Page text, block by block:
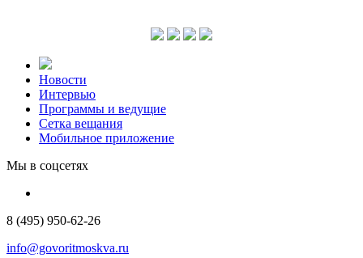
Новости
Интервью
Программы и ведущие
Сетка вещания
Мобильное приложение
Мы в соцсетях
8 (495) 950-62-26
info@govoritmoskva.ru